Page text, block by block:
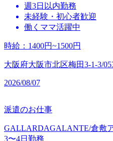
週3日以内勤務
未経験・初心者歓迎
働くママ活躍中
時給 ： 1400円~1500円
大阪府大阪市北区梅田3-1-3/
2026/08/07
派遣のお仕事
GALLARDAGALANTE/倉敷
3〜4日勤務